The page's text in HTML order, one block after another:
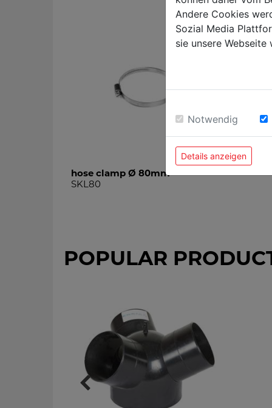
hose clamp Ø 80mm
SKL80
POPULAR
Andere Cookies
Sozial Media
sie unsere
Notwendig
Details anzeigen